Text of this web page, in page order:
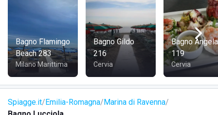
o richiesta. Vi aspettiamo!
Bagno Flamingo
Beach 283
Milano Marittima
Bagno Gildo
216
Cervia
Bagno Angela
119
Cervia
Spiagge.it Emilia-Romagna Marina di Ravenna